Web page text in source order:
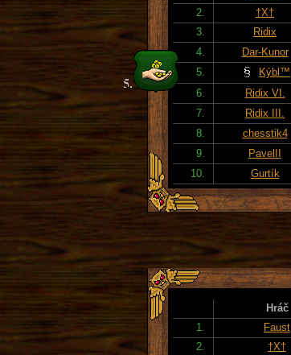
2.
†X†
3.
Ridix
4.
Dar-Kunor
5.
Kýbl™
6.
Ridix VI.
7.
Ridix III.
8.
chesstik4
9.
PavelII
10.
Gurtík
Hráč
1.
Faust
2.
†X†